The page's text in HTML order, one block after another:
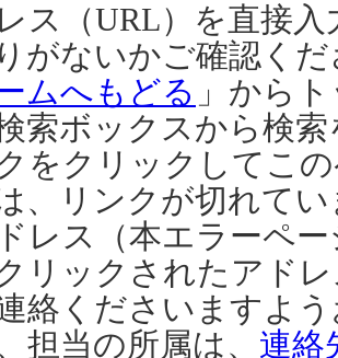
ス（URL）を直接
がないかご確認く
ムへもどる 」から
索ボックスから検
をクリックしてこ
、リンクが切れて
レス（本エラーペ
リックされたアド
絡くださいますよ
担当の所属は、 連絡